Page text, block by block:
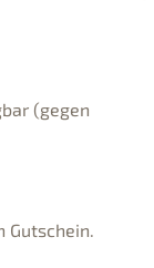
(gegen
Gutschein.